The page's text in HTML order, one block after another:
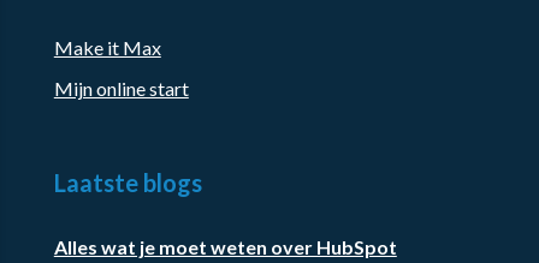
Make it Max
Mijn online start
Laatste blogs
Alles wat je moet weten over HubSpot